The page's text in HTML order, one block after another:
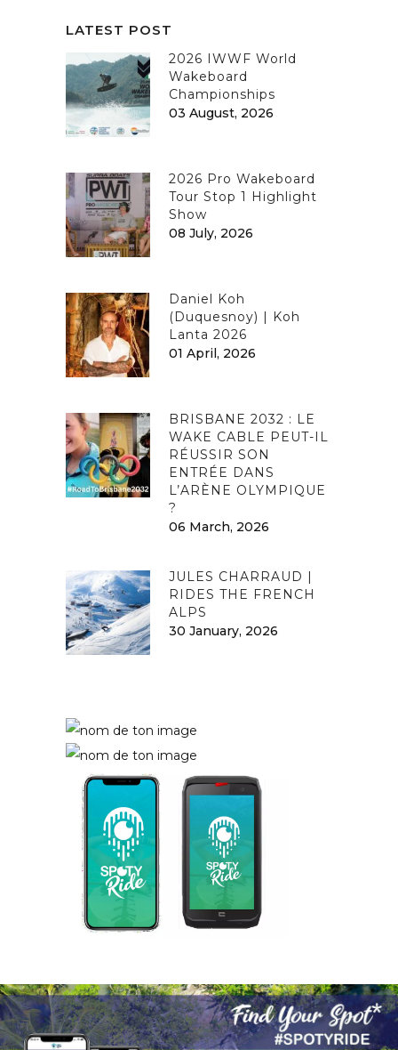
LATEST POST
2026 IWWF World
Wakeboard
Championships
03 August, 2026
2026 Pro Wakeboard
Tour Stop 1 Highlight
Show
08 July, 2026
Daniel Koh
(Duquesnoy) | Koh
Lanta 2026
01 April, 2026
BRISBANE 2032 : LE
WAKE CABLE PEUT-IL
RÉUSSIR SON
ENTRÉE DANS
L’ARÈNE OLYMPIQUE
?
06 March, 2026
JULES CHARRAUD |
RIDES THE FRENCH
ALPS
30 January, 2026